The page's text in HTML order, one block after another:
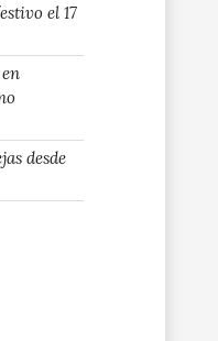
el 17
desde